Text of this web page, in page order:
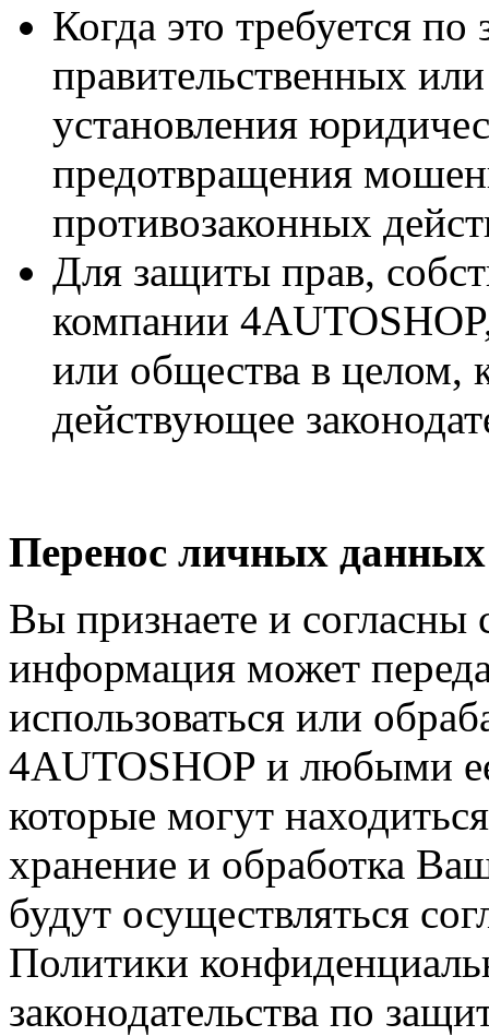
Когда это требуется
правительственных
установления
предотвращения
противозаконных
Для защиты прав,
компании
или общества в целом,
действующее
Перенос личных
Вы признаете и
информация может
использоваться или
4AUTOSHOP и любыми
которые могут
хранение и обработка
будут осуществляться
Политики
законодательства по